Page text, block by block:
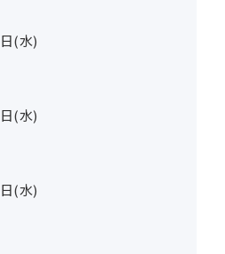
日(水)
日(水)
日(水)